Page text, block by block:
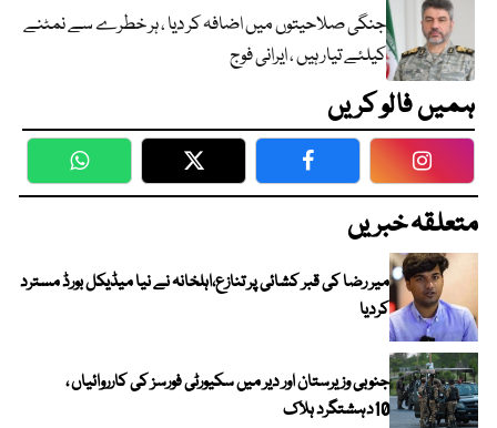
جنگی صلاحیتوں میں اضافہ کر دیا ، ہر خطرے سے نمٹنے
کیلئے تیار ہیں ، ایرانی فوج
ہمیں فالو کریں
WhatsApp Twitter Facebook
متعلقہ خبریں
میر رضا کی قبر کشائی پر تنازع،اہلخانہ نے نیا میڈیکل بورڈ مسترد
کردیا
جنوبی وزیرستان اور دیر میں سکیورٹی فورسز کی کارروائیاں ،
10دہشتگرد ہلاک